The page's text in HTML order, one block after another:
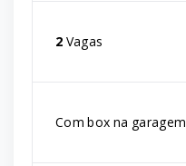
2 Vagas
Com box na garagem